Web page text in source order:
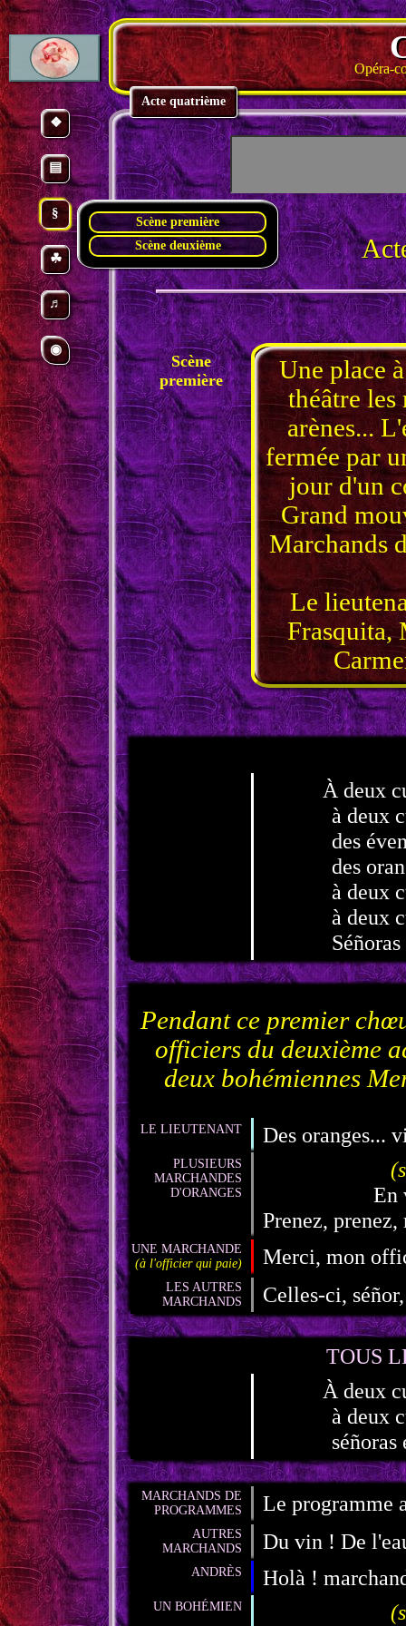
❖
§
▤
◉
☘
♬
Opéra-
Acte quatrième
Scène
première
Une place
théâtre
arènes...
fermée par
jour d'un
Grand
Marchands
Le
Frasquita,
À deux
à deux
des
des
à deux
à deux
Pendant ce premier
officiers du deuxième
deux bohémiennes
LE LIEUTENANT Des oranges...
PLUSIEURS
MARCHANDES
D'ORANGES
En
Prenez,
UNE MARCHANDE
(à l'officier qui paie)
Merci, mon
LES AUTRES
MARCHANDS
Celles-ci,
TOUS
À deux
à deux
MARCHANDS DE
PROGRAMMES
Le programme
AUTRES
MARCHANDS
Du vin ! De
ANDRÈS Holà !
UN BOHÉMIEN
Scène première
Scène deuxième